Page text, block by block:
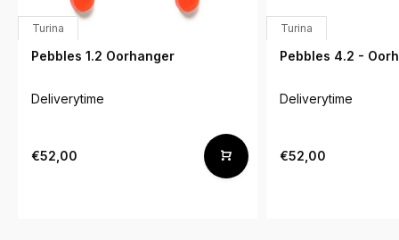
Turina
Pebbles 1.2 Oorhanger
Deliverytime
€52,00
Turina
Pebbles 4.2 -
Deliverytime
€52,00